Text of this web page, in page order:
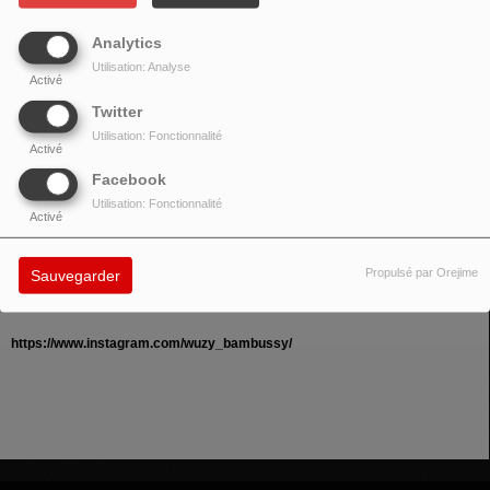
Analytics
Activé
Utilisation: Analyse
Twitter
Activé
Utilisation: Fonctionnalité
Facebook
Activé
Utilisation: Fonctionnalité
Sauvegarder Propulsé par Orejime
https://www.instagram.com/wuzy_bambussy/